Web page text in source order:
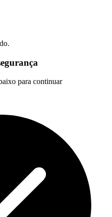
para continuar